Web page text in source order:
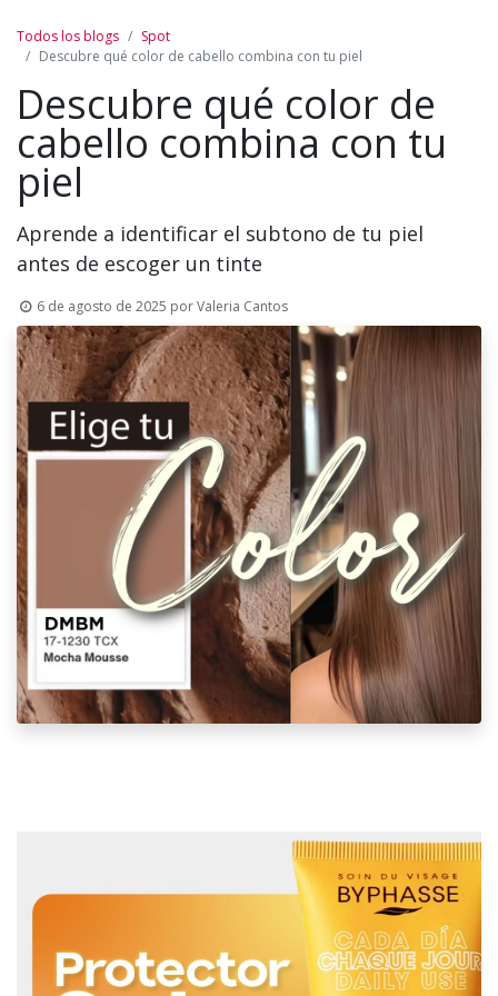
Todos los blogs
Spot
Descubre qué color de cabello combina con tu piel
Descubre qué color de
cabello combina con tu
piel
Aprende a identificar el subtono de tu piel
antes de escoger un tinte
6 de agosto de 2025 porValeria Cantos